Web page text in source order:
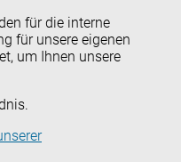
für die interne
für unsere eigenen
um Ihnen unsere